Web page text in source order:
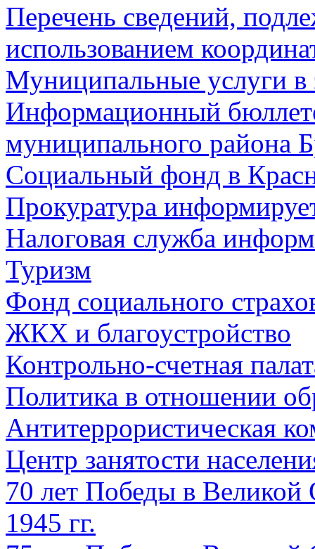
Перечень сведений,
использованием
Муниципальные услуги в
Информационный
муниципального района
Социальный фонд в
Прокуратура
Налоговая служба
Туризм
Фонд социального
ЖКХ и благоустройство
Контрольно-счетная
Политика в отношении
Антитеррористическая
Центр занятости
70 лет Победы в Великой
1945 гг.